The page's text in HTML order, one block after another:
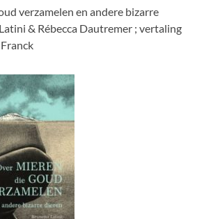
verzamelen en andere bizarre
& Rébecca Dautremer ; vertaling